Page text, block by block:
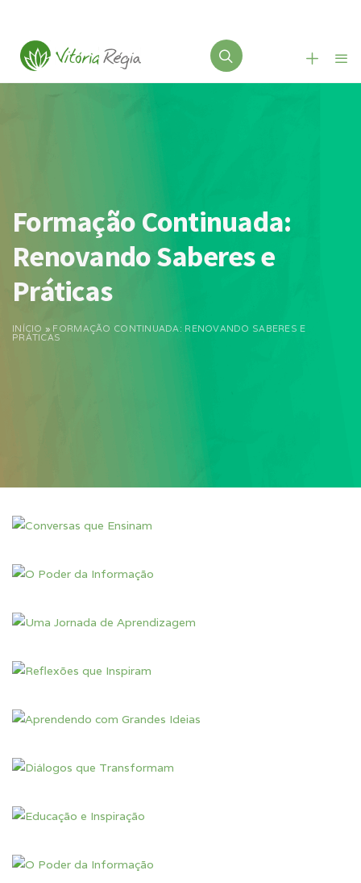
Formação Continuada:
Renovando Saberes e
Práticas
INÍCIO » FORMAÇÃO CONTINUADA: RENOVANDO SABERES E
PRÁTICAS